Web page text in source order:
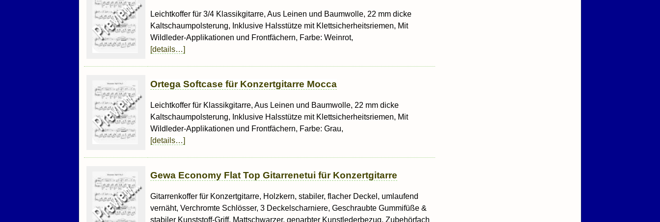
Leichtkoffer für 3/4 Klassikgitarre, Aus Leinen und Baumwolle, 22 mm dicke
Kaltschaumpolsterung, Inklusive Halsstütze mit Klettsicherheitsriemen, Mit
Wildleder-Applikationen und Frontfächern, Farbe: Weinrot,
[details…]
Ortega Softcase für Konzertgitarre Mocca
Leichtkoffer für Klassikgitarre, Aus Leinen und Baumwolle, 22 mm dicke
Kaltschaumpolsterung, Inklusive Halsstütze mit Klettsicherheitsriemen, Mit
Wildleder-Applikationen und Frontfächern, Farbe: Grau,
[details…]
Gewa Economy Flat Top Gitarrenetui für Konzertgitarre
Gitarrenkoffer für Konzertgitarre, Holzkern, stabiler, flacher Deckel, umlaufend
vernäht, Verchromte Schlösser, 3 Deckelscharniere, Geschraubte Gummifüße &
stabiler Kunststoff-Griff, Mattschwarzer, genarbter Kunstlederbezug, Zubehörfach